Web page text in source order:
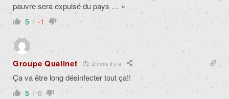
pauvre sera expulsé du pays … »
5 -1
Groupe Qualinet 2 mois il y a
Ça va être long désinfecter tout ça!!
5 0